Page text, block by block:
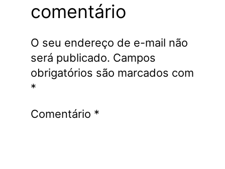
comentário
O seu endereço de e-mail não
será publicado. Campos
obrigatórios são marcados com
*
Comentário *